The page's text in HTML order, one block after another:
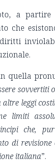
a partire
che
quella
leggi
limiti
che,
di
italiana”.